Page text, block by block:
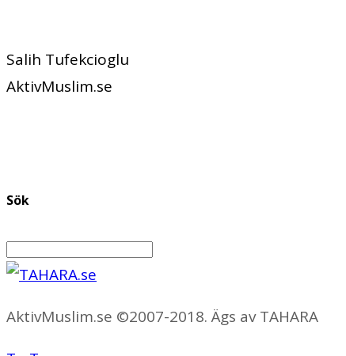
Salih Tufekcioglu
AktivMuslim.se
Sök
AktivMuslim.se ©2007-2018. Ägs av TAHARA